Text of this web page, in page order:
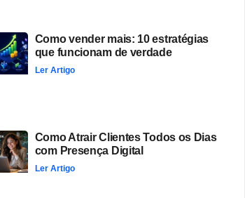
Como vender mais: 10 estratégias
que funcionam de verdade
Ler Artigo
Como Atrair Clientes Todos os Dias
com Presença Digital
Ler Artigo